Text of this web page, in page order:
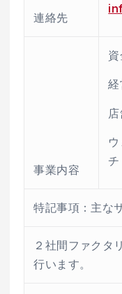
連絡先
事業内容
チ
特記事項：主な
２社間ファクタ
行います。